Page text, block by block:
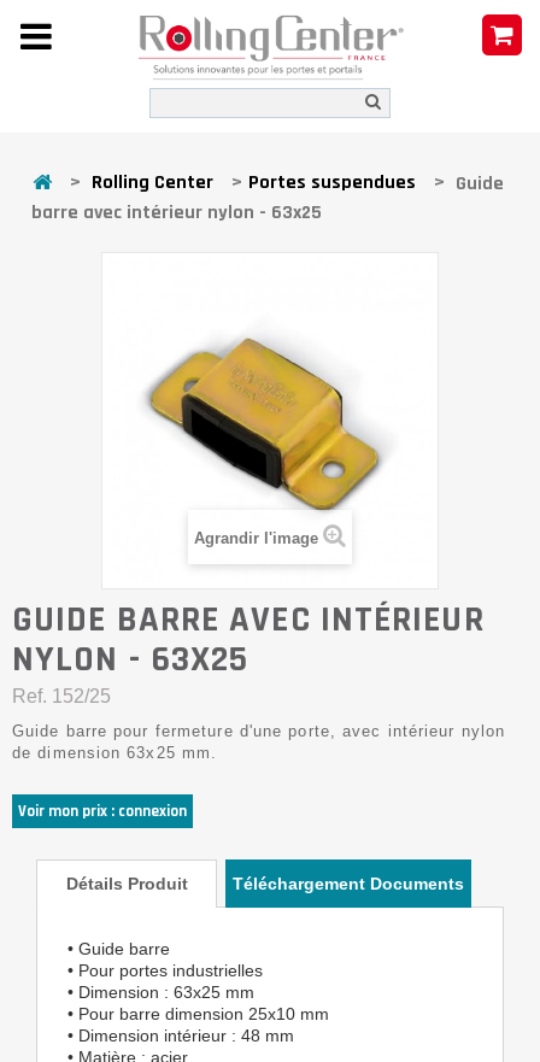
> Rolling Center > Portes suspendues > Guide
barre avec intérieur nylon - 63x25
Agrandir l'image
GUIDE BARRE AVEC INTÉRIEUR
NYLON - 63X25
Ref. 152/25
Guide barre pour fermeture d'une porte, avec intérieur nylon
de dimension 63x25 mm.
Voir mon prix : connexion
Détails Produit Téléchargement Documents
• Guide barre
• Pour portes industrielles
• Dimension : 63x25 mm
• Pour barre dimension 25x10 mm
• Dimension intérieur : 48 mm
• Matière : acier